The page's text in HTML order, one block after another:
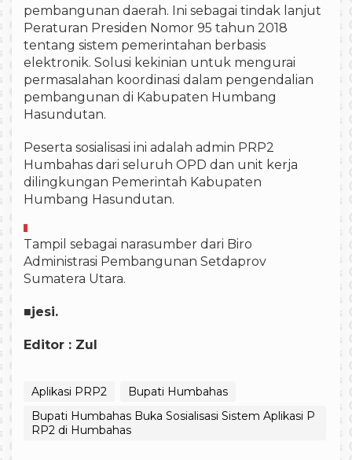
pembangunan daerah. Ini sebagai tindak lanjut
Peraturan Presiden Nomor 95 tahun 2018
tentang sistem pemerintahan berbasis
elektronik. Solusi kekinian untuk mengurai
permasalahan koordinasi dalam pengendalian
pembangunan di Kabupaten Humbang
Hasundutan.
Peserta sosialisasi ini adalah admin PRP2
Humbahas dari seluruh OPD dan unit kerja
dilingkungan Pemerintah Kabupaten
Humbang Hasundutan.
Tampil sebagai narasumber dari Biro
Administrasi Pembangunan Setdaprov
Sumatera Utara.
■jesi.
Editor : Zul
Aplikasi PRP2
Bupati Humbahas
Bupati Humbahas Buka Sosialisasi Sistem Aplikasi P
RP2 di Humbahas